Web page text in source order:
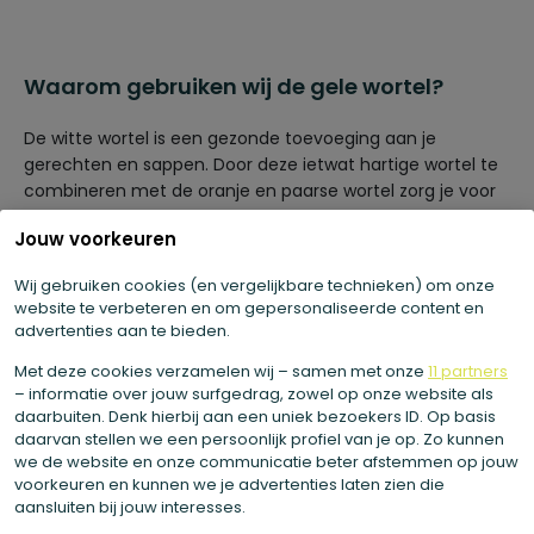
Jouw voorkeuren
Wij gebruiken cookies (en vergelijkbare technieken) om onze
website te verbeteren en om gepersonaliseerde content en
advertenties aan te bieden.
Met deze cookies verzamelen wij – samen met onze 11 partners
– informatie over jouw surfgedrag, zowel op onze website als
daarbuiten. Denk hierbij aan een uniek bezoekers ID. Op basis
daarvan stellen we een persoonlijk profiel van je op. Zo kunnen
we de website en onze communicatie beter afstemmen op jouw
voorkeuren en kunnen we je advertenties laten zien die
aansluiten bij jouw interesses.
Waarom gebruiken wij de gele wortel?
De witte wortel is een gezonde toevoeging aan je
gerechten en sappen. Door deze ietwat hartige wortel te
combineren met de oranje en paarse wortel zorg je voor
een vrolijke kleurencombinatie op je bord. Maar ook in
sappen kan hij natuurlijk goed gebruikt worden. Wij
combinatie met andere groenten met een lichte kleur!